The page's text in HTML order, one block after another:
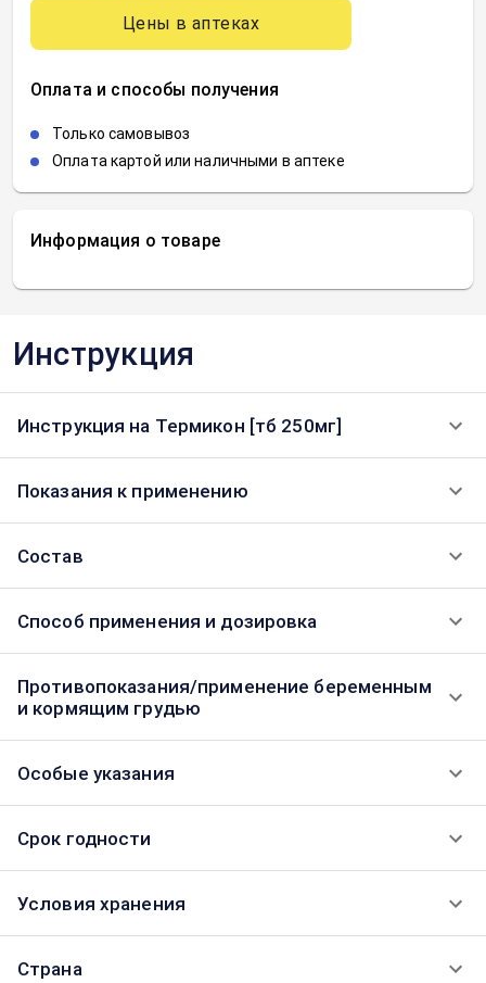
Информация о товаре
Цены в аптеках
Оплата и способы получения
Только самовывоз
Оплата картой или наличными в аптеке
Инструкция
Инструкция на Термикон [тб 250мг]
Показания к применению
Состав
Способ применения и дозировка
Противопоказания/применение беременным
и кормящим грудью
Особые указания
Срок годности
Условия хранения
Страна